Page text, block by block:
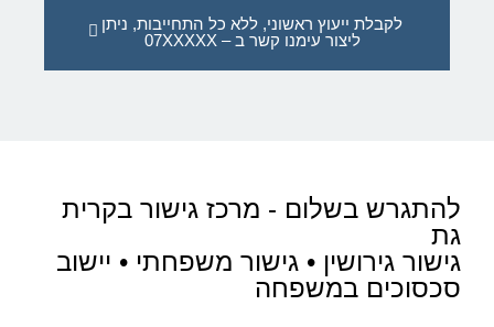
לקבלת ייעוץ ראשוני, ללא כל התחייבות, ניתן
ליצור עימנו קשר ב – 07XXXXX
להתגרש בשלום - מרכז גישור בקרית
גת
גישור גירושין • גישור משפחתי • יישוב
סכסוכים במשפחה